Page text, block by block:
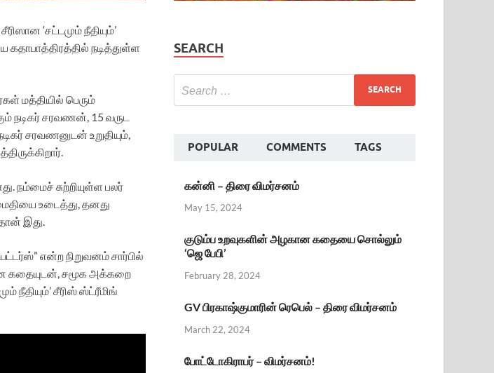
‘சட்டமும் நீதியும்’
கதாபாத்திரத்தில் நடித்துள்ள
மத்தியில் பெரும்
நடிகர் சரவணன், 15 வருட
சரவணனுடன் உறுதியும்,
நம்மைச் சுற்றியுள்ள பலர்
உடைத்து, தனது
இது.
என்ற நிறுவனம் சார்பில்
கதையுடன், சமூக அக்கறை
நீதியும்’ சீரிஸ் ஸ்ட்ரீமிங்
SEARCH
POPULAR COMMENTS TAGS
கன்னி – திரை விமர்சனம்
May 15, 2024
குடும்ப உறவுகளின் அழகான கதையை சொல்லும்
‘ஜெ பேபி’
February 28, 2024
GV பிரகாஷ்குமாரின் ரெபெல் – திரை விமர்சனம்
March 22, 2024
போட்டோகிராபர் – விமர்சனம்!